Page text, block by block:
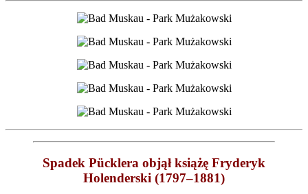
Spadek Pücklera objął książę Fryderyk
Holenderski (1797–1881)